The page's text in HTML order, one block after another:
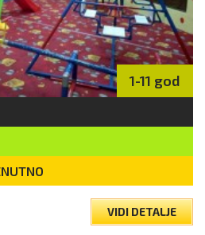
1-11 god
VIDI DETALJE